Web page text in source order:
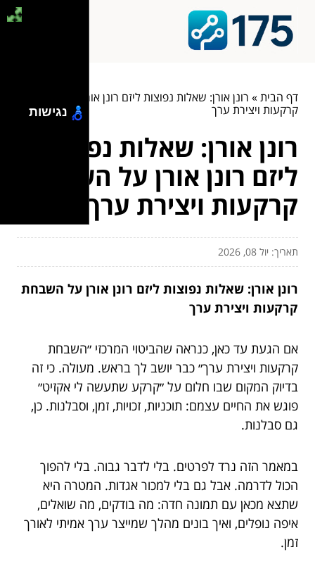
דף הבית» רונן אורן: שאלות נפוצות ליזם רונן אורן על השבחת
קרקעות ויצירת ערך
רונן אורן: שאלות נפוצות
ליזם רונן אורן על השבחת
קרקעות ויצירת ערך
תאריך: יול 08, 2026
רונן אורן: שאלות נפוצות ליזם רונן אורן על השבחת
קרקעות ויצירת ערך
אם הגעת עד כאן, כנראה שהביטוי המרכזי ״השבחת
קרקעות ויצירת ערך״ כבר יושב לך בראש. מעולה. כי זה
בדיוק המקום שבו חלום על ״קרקע שתעשה לי אקזיט״
פוגש את החיים עצמם: תוכניות, זכויות, זמן, וסבלנות. כן,
גם סבלנות.
במאמר הזה נרד לפרטים. בלי לדבר גבוה. בלי להפוך
הכול לדרמה. אבל גם בלי למכור אגדות. המטרה היא
שתצא מכאן עם תמונה חדה: מה בודקים, מה שואלים,
איפה נופלים, ואיך בונים מהלך שמייצר ערך אמיתי לאורך
זמן.
נגישות